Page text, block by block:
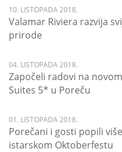
10. LISTOPADA 2018.
Valamar Riviera razvija
prirode
04. LISTOPADA 2018.
Započeli radovi na
Suites 5* u Poreču
01. LISTOPADA 2018.
Porečani i gosti popili
istarskom Oktoberfestu